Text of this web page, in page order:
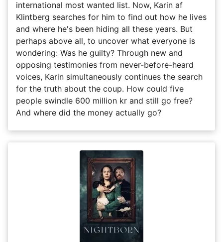
international most wanted list. Now, Karin af
Klintberg searches for him to find out how he lives
and where he's been hiding all these years. But
perhaps above all, to uncover what everyone is
wondering: Was he guilty? Through new and
opposing testimonies from never-before-heard
voices, Karin simultaneously continues the search
for the truth about the coup. How could five
people swindle 600 million kr and still go free?
And where did the money actually go?